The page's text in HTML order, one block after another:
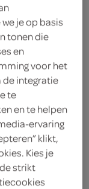
vegan
je op basis
tonen die
en
voor het
de integratie
te
en te helpen
ervaring
klikt,
Kies je
strikt